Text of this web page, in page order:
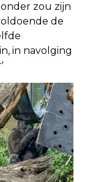
zou zijn
de
in navolging